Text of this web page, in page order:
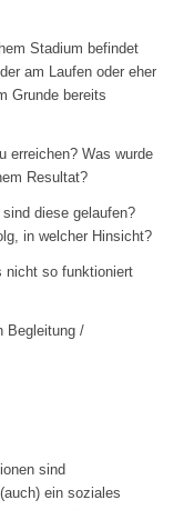
Stadium befindet
am Laufen oder eher
Grunde bereits
erreichen? Was wurde
Resultat?
diese gelaufen?
in welcher Hinsicht?
nicht so funktioniert
Begleitung /
sind
ein soziales